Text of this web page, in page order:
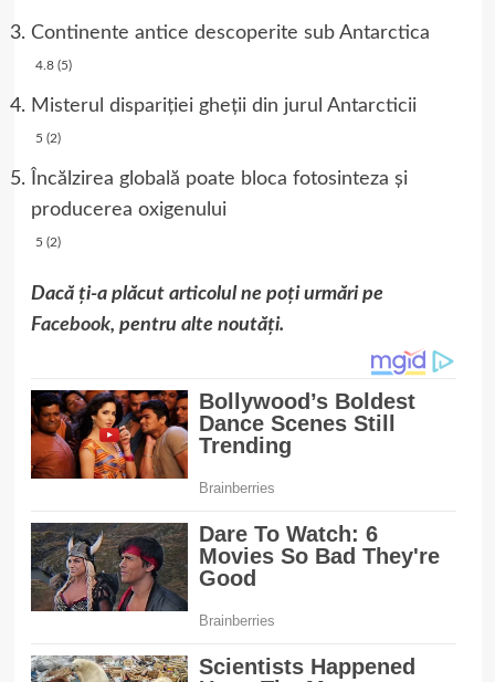
Continente antice descoperite sub Antarctica
4.8 (5)
Misterul dispariției gheții din jurul Antarcticii
5 (2)
Încălzirea globală poate bloca fotosinteza și
producerea oxigenului
5 (2)
Dacă ți-a plăcut articolul ne poți urmări pe
Facebook, pentru alte noutăți.